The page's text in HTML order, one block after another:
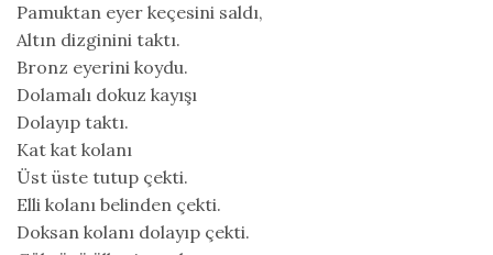
Pamuktan eyer keçesini saldı,
Altın dizginini taktı.
Bronz eyerini koydu.
Dolamalı dokuz kayışı
Dolayıp taktı.
Kat kat kolanı
Üst üste tutup çekti.
Elli kolanı belinden çekti.
Doksan kolanı dolayıp çekti.